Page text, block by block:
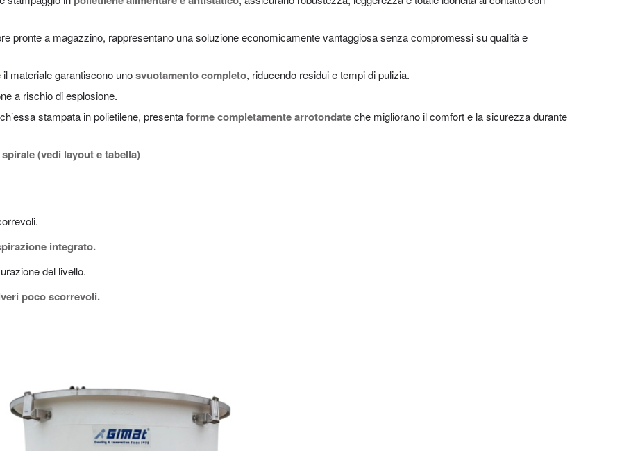
pronte a magazzino, rappresentano una soluzione economicamente vantaggiosa senza compromessi su qualità e
materiale garantiscono unosvuotamento completo, riducendo residui e tempi di pulizia.
a rischio di esplosione.
stampata in polietilene, presentaforme completamente arrotondateche migliorano il comfort e la sicurezza durante
(vedi layout e tabella)
integrato.
del livello.
poco scorrevoli.